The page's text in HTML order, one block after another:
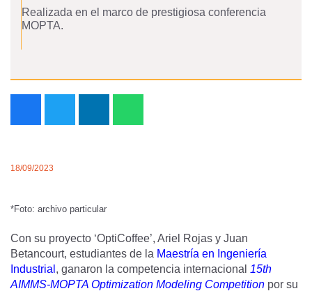
Realizada en el marco de prestigiosa conferencia
MOPTA.
18/09/2023
*Foto: archivo particular
Con su proyecto ‘OptiCoffee’, Ariel Rojas y Juan
Betancourt, estudiantes de la Maestría en Ingeniería
Industrial , ganaron la competencia internacional 15th
AIMMS-MOPTA Optimization Modeling Competition por su